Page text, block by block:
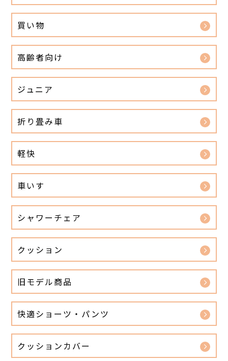
買い物
高齢者向け
ジュニア
折り畳み車
軽快
車いす
シャワーチェア
クッション
旧モデル商品
快適ショーツ・パンツ
クッションカバー